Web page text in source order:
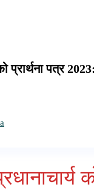
प्रार्थना पत्र